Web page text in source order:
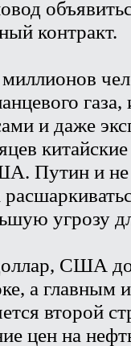
контракт.
и даже
Путин и не
угрозу
США
а главным
второй
цен на